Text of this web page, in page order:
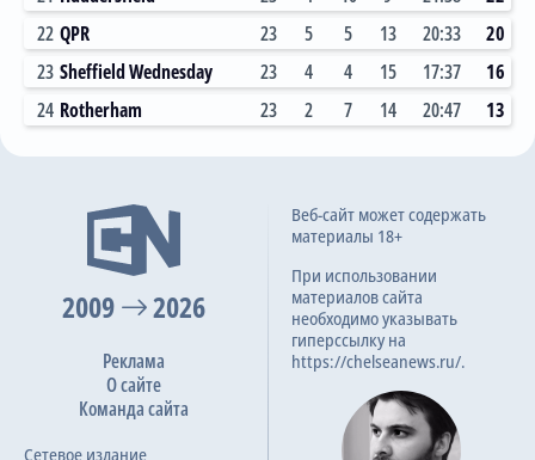
22 QPR 23 5 5 13 20:33
20
23 Sheffield Wednesday 23 4 4 15 17:37
16
24 Rotherham 23 2 7 14 20:47 13
2009 2026
Реклама
О сайте
Команда сайта
Сетевое издание
Веб-сайт может содержать
материалы 18+
При использовании
материалов сайта
необходимо указывать
гиперссылку на
https://chelseanews.ru/.